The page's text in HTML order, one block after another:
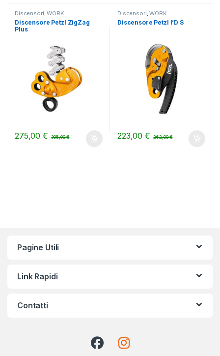
Discensori,WORK
Discensore Petzl ZigZag
Plus
275,00€ 305,00€
Discensori,WORK
Discensore Petzl I’D S
223,00€ 262,00€
Pagine Utili
Link Rapidi
Contatti